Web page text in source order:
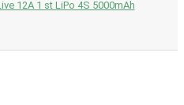
12A 1 st LiPo 4S 5000mAh